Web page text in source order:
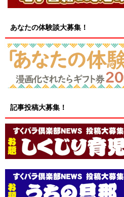
あなたの体験談大募集！
記事投稿大募集！